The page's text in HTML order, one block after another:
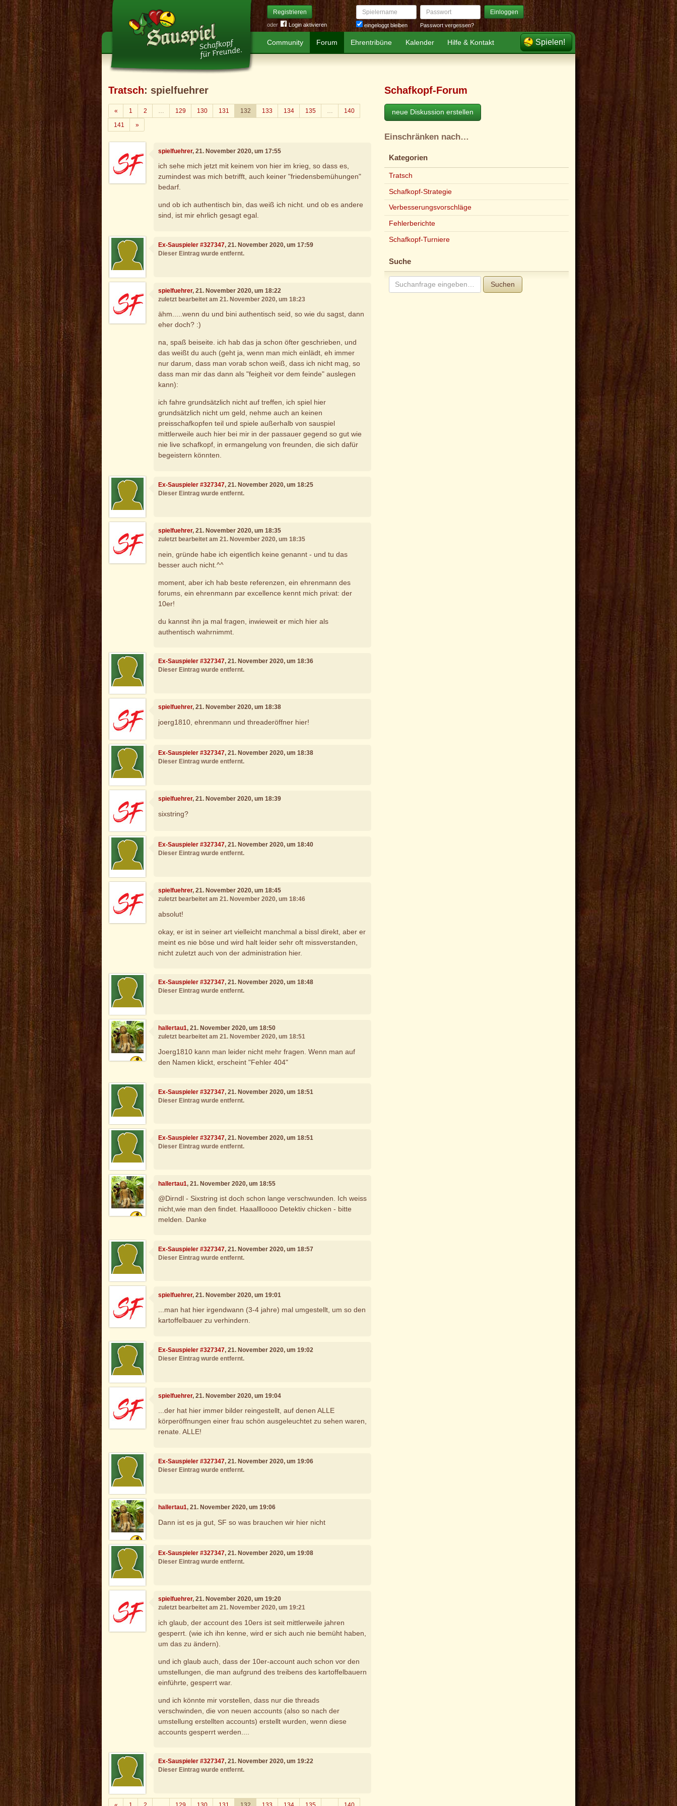
Registrieren
oder Login aktivieren
Spielername
eingeloggt bleiben
Passwort Einloggen
Passwort vergessen?
Community Forum Ehrentribüne Kalender Hilfe & Kontakt Spielen!
Tratsch: spielfuehrer
«Zurück
1 2 … 129 130 131 132 133 134 135 …
140
141
»Weiter
spielfuehrer, 21. November 2020, um 17:55
ich sehe mich jetzt mit keinem von hier im krieg, so dass es,
zumindest was mich betrifft, auch keiner "friedensbemühungen"
bedarf.
und ob ich authentisch bin, das weiß ich nicht. und ob es andere
sind, ist mir ehrlich gesagt egal.
Ex-Sauspieler #327347, 21. November 2020, um 17:59
Dieser Eintrag wurde entfernt.
spielfuehrer, 21. November 2020, um 18:22
zuletzt bearbeitet am 21. November 2020, um 18:23
ähm.....wenn du und bini authentisch seid, so wie du sagst, dann
eher doch? :)
na, spaß beiseite. ich hab das ja schon öfter geschrieben, und
das weißt du auch (geht ja, wenn man mich einlädt, eh immer
nur darum, dass man vorab schon weiß, dass ich nicht mag, so
dass man mir das dann als "feigheit vor dem feinde" auslegen
kann):
ich fahre grundsätzlich nicht auf treffen, ich spiel hier
grundsätzlich nicht um geld, nehme auch an keinen
preisschafkopfen teil und spiele außerhalb von sauspiel
mittlerweile auch hier bei mir in der passauer gegend so gut wie
nie live schafkopf, in ermangelung von freunden, die sich dafür
begeistern könnten.
Ex-Sauspieler #327347, 21. November 2020, um 18:25
Dieser Eintrag wurde entfernt.
spielfuehrer, 21. November 2020, um 18:35
zuletzt bearbeitet am 21. November 2020, um 18:35
nein, gründe habe ich eigentlich keine genannt - und tu das
besser auch nicht.^^
moment, aber ich hab beste referenzen, ein ehrenmann des
forums, ein ehrenmann par excellence kennt mich privat: der
10er!
du kannst ihn ja mal fragen, inwieweit er mich hier als
authentisch wahrnimmt.
Ex-Sauspieler #327347, 21. November 2020, um 18:36
Dieser Eintrag wurde entfernt.
spielfuehrer, 21. November 2020, um 18:38
joerg1810, ehrenmann und threaderöffner hier!
Ex-Sauspieler #327347, 21. November 2020, um 18:38
Dieser Eintrag wurde entfernt.
spielfuehrer, 21. November 2020, um 18:39
sixstring?
Ex-Sauspieler #327347, 21. November 2020, um 18:40
Dieser Eintrag wurde entfernt.
spielfuehrer, 21. November 2020, um 18:45
zuletzt bearbeitet am 21. November 2020, um 18:46
absolut!
okay, er ist in seiner art vielleicht manchmal a bissl direkt, aber er
meint es nie böse und wird halt leider sehr oft missverstanden,
nicht zuletzt auch von der administration hier.
Ex-Sauspieler #327347, 21. November 2020, um 18:48
Dieser Eintrag wurde entfernt.
hallertau1, 21. November 2020, um 18:50
zuletzt bearbeitet am 21. November 2020, um 18:51
Joerg1810 kann man leider nicht mehr fragen. Wenn man auf
den Namen klickt, erscheint "Fehler 404"
Ex-Sauspieler #327347, 21. November 2020, um 18:51
Dieser Eintrag wurde entfernt.
Ex-Sauspieler #327347, 21. November 2020, um 18:51
Dieser Eintrag wurde entfernt.
hallertau1, 21. November 2020, um 18:55
@Dirndl - Sixstring ist doch schon lange verschwunden. Ich weiss
nicht,wie man den findet. Haaallloooo Detektiv chicken - bitte
melden. Danke
Ex-Sauspieler #327347, 21. November 2020, um 18:57
Dieser Eintrag wurde entfernt.
spielfuehrer, 21. November 2020, um 19:01
...man hat hier irgendwann (3-4 jahre) mal umgestellt, um so den
kartoffelbauer zu verhindern.
Ex-Sauspieler #327347, 21. November 2020, um 19:02
Dieser Eintrag wurde entfernt.
spielfuehrer, 21. November 2020, um 19:04
...der hat hier immer bilder reingestellt, auf denen ALLE
körperöffnungen einer frau schön ausgeleuchtet zu sehen waren,
renate. ALLE!
Ex-Sauspieler #327347, 21. November 2020, um 19:06
Dieser Eintrag wurde entfernt.
hallertau1, 21. November 2020, um 19:06
Dann ist es ja gut, SF so was brauchen wir hier nicht
Ex-Sauspieler #327347, 21. November 2020, um 19:08
Dieser Eintrag wurde entfernt.
spielfuehrer, 21. November 2020, um 19:20
zuletzt bearbeitet am 21. November 2020, um 19:21
ich glaub, der account des 10ers ist seit mittlerweile jahren
gesperrt. (wie ich ihn kenne, wird er sich auch nie bemüht haben,
um das zu ändern).
und ich glaub auch, dass der 10er-account auch schon vor den
umstellungen, die man aufgrund des treibens des kartoffelbauern
einführte, gesperrt war.
und ich könnte mir vorstellen, dass nur die threads
verschwinden, die von neuen accounts (also so nach der
umstellung erstellten accounts) erstellt wurden, wenn diese
accounts gesperrt werden....
Ex-Sauspieler #327347, 21. November 2020, um 19:22
Dieser Eintrag wurde entfernt.
Zurück
Schafkopf-Forum
neue Diskussion erstellen
Einschränken nach…
Kategorien
Tratsch
Schafkopf-Strategie
Verbesserungsvorschläge
Fehlerberichte
Schafkopf-Turniere
Suche
Suchen